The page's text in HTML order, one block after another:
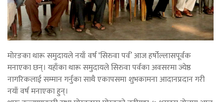
मोरङका थारू समुदायले नयाँ वर्ष ‘सिरुवा पर्व’ आज हर्षोल्लासपूर्वक
मनाएका छन्। यहाँका थारू समुदायले सिरुवा पर्वका अवसरमा ज्येष्ठ
नागरिकलाई सम्मान गर्नुका साथै एकापसमा शुभकामना आदानप्रदान गरी
नयाँ वर्ष मनाएका हुन्।